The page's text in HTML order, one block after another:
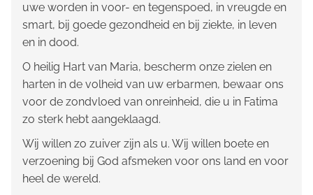
uwe worden in voor- en tegenspoed, in vreugde en
smart, bij goede gezondheid en bij ziekte, in leven
en in dood.
O heilig Hart van Maria, bescherm onze zielen en
harten in de volheid van uw erbarmen, bewaar ons
voor de zondvloed van onreinheid, die u in Fatima
zo sterk hebt aangeklaagd.
Wij willen zo zuiver zijn als u. Wij willen boete en
verzoening bij God afsmeken voor ons land en voor
heel de wereld.